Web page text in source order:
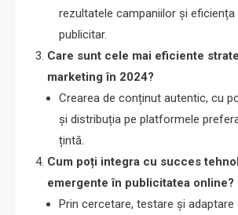
rezultatele campaniilor și eficiența
publicitar.
Care sunt cele mai eficiente
marketing în 2024?
Crearea de conținut autentic, cu
și distribuția pe platformele
țintă.
Cum poți integra cu succes
emergente în publicitatea online?
Prin cercetare, testare și adaptare